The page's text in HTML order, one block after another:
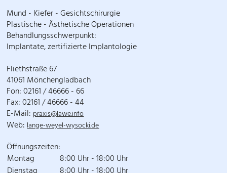
Mund - Kiefer - Gesichtschirurgie
Plastische - Ästhetische Operationen
Behandlungsschwerpunkt:
Implantate, zertifizierte Implantologie
Fliethstraße 67
41061 Mönchengladbach
Fon: 02161 / 46666 - 66
Fax: 02161 / 46666 - 44
E-Mail: praxis@lawe.info
Web:lange-weyel-wysocki.de
Öffnungszeiten:
Montag
8:00 Uhr - 18:00 Uhr